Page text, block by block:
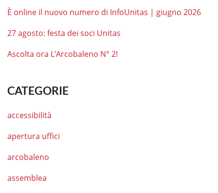
È online il nuovo numero di InfoUnitas | giugno 2026
27 agosto: festa dei soci Unitas
Ascolta ora L’Arcobaleno N° 2!
CATEGORIE
accessibilità
apertura uffici
arcobaleno
assemblea